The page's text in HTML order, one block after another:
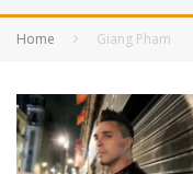
Home Giang Pham